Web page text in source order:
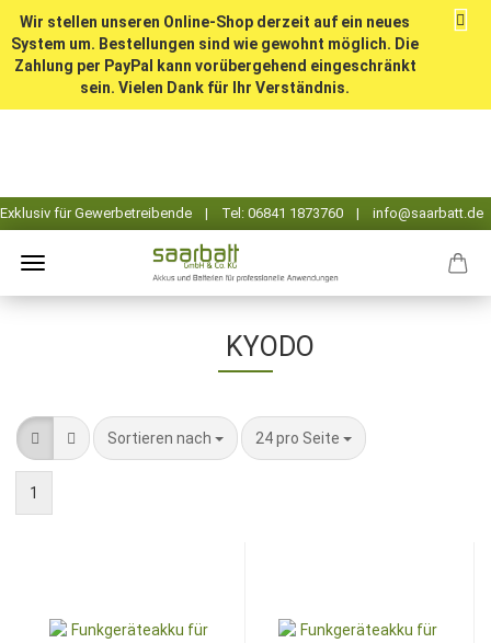
Wir stellen unseren Online-Shop derzeit auf ein neues
System um. Bestellungen sind wie gewohnt möglich. Die
Zahlung per PayPal kann vorübergehend eingeschränkt
sein. Vielen Dank für Ihr Verständnis.
KYODO
Sortieren nach
Sortieren nach 24 pro Seite
pro Seite
1